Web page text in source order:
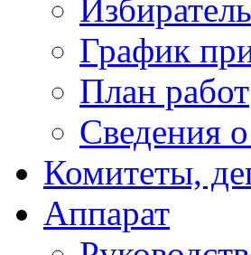
График
План работ
Сведения
Комитеты,
Аппарат